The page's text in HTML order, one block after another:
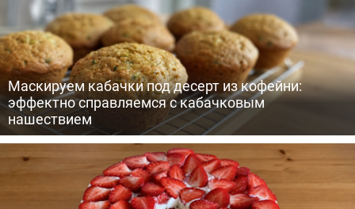
Маскируем кабачки под десерт из кофейни:
эффектно справляемся с кабачковым
нашествием